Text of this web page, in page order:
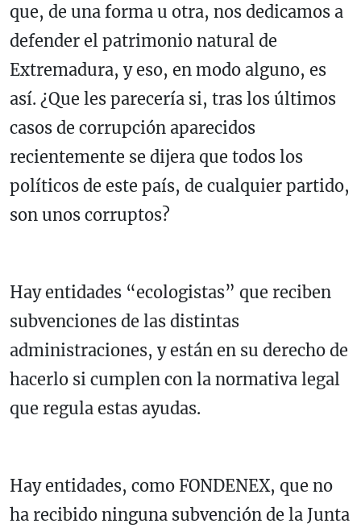
que, de una forma u otra, nos dedicamos a
defender el patrimonio natural de
Extremadura, y eso, en modo alguno, es
así. ¿Que les parecería si, tras los últimos
casos de corrupción aparecidos
recientemente se dijera que todos los
políticos de este país, de cualquier partido,
son unos corruptos?
Hay entidades “ecologistas” que reciben
subvenciones de las distintas
administraciones, y están en su derecho de
hacerlo si cumplen con la normativa legal
que regula estas ayudas.
Hay entidades, como FONDENEX, que no
ha recibido ninguna subvención de la Junta